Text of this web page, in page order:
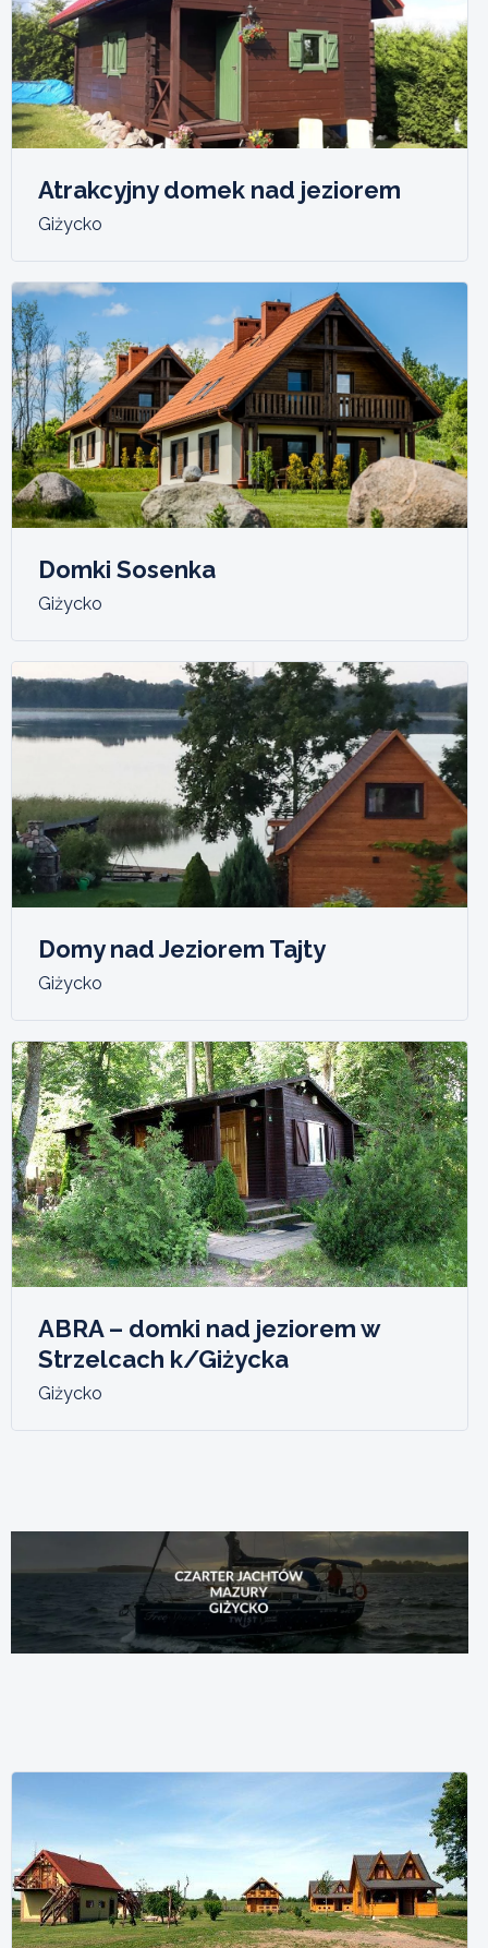
Atrakcyjny domek nad jeziorem
Giżycko
Domki Sosenka
Giżycko
Domy nad Jeziorem Tajty
Giżycko
ABRA – domki nad jeziorem w
Strzelcach k/Giżycka
Giżycko